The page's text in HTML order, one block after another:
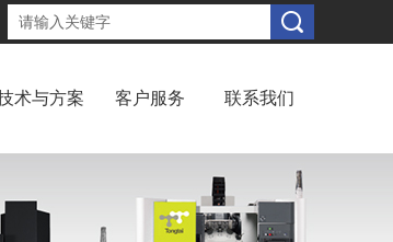
术与方案 客户服务 联系我们